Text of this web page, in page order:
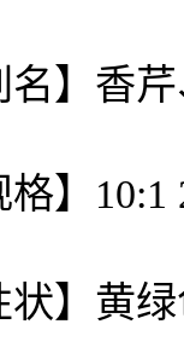
名】香
格】
状】黄